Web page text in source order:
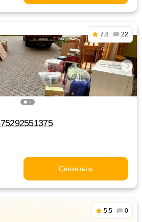
7.8 22
Связаться
5.5 0